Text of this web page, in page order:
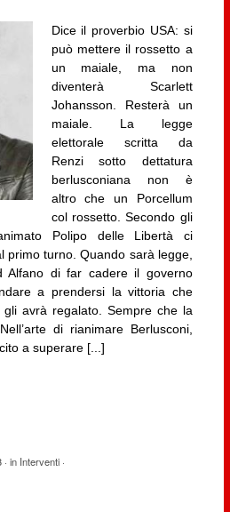
Dice il proverbio USA: si
può mettere il rossetto a
un maiale, ma non
diventerà Scarlett
Johansson. Resterà un
maiale. La legge
elettorale scritta da
Renzi sotto dettatura
berlusconiana non è
altro che un Porcellum
col rossetto. Secondo gli
Polipo delle Libertà ci
primo turno. Quando sarà legge,
Alfano di far cadere il governo
a prendersi la vittoria che
avrà regalato. Sempre che la
di rianimare Berlusconi,
a superare [...]
· in Interventi·